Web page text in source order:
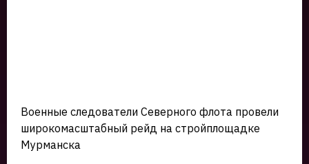
Военные следователи Северного флота провели
широкомасштабный рейд на стройплощадке
Мурманска